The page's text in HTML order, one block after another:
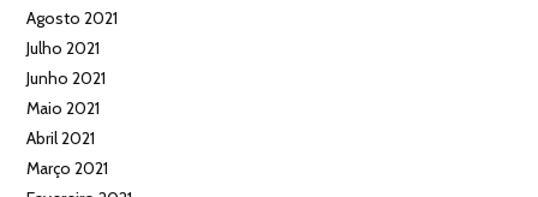
Agosto 2021
Julho 2021
Junho 2021
Maio 2021
Abril 2021
Março 2021